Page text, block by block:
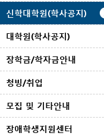
신학대학원(학사공지)
대학원(학사공지)
장학금/학자금안내
청빙/취업
모집 및 기타안내
장애학생지원센터